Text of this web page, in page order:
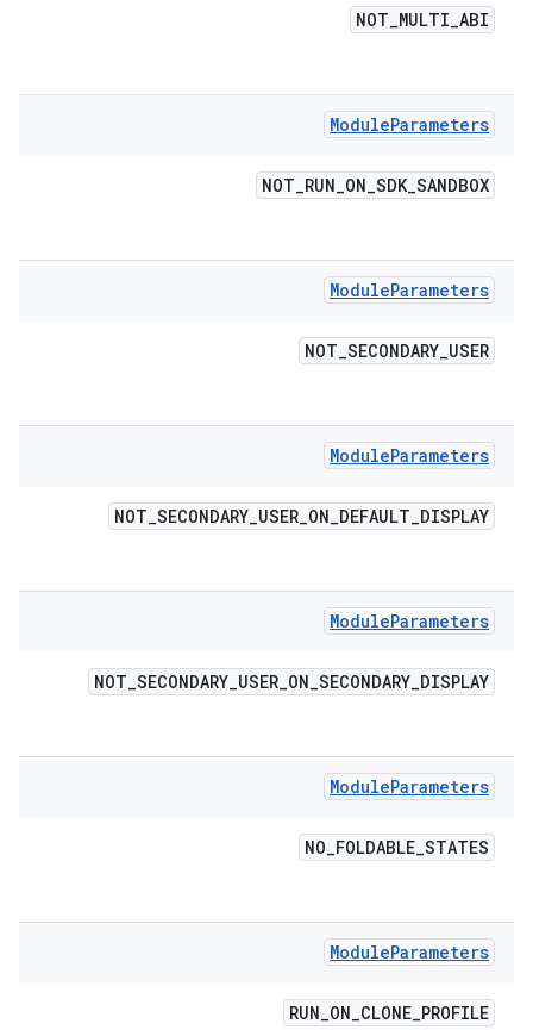
NOT_MULTI_ABI
ModuleParameters
NOT_RUN_ON_SDK_SANDBOX
ModuleParameters
NOT_SECONDARY_USER
ModuleParameters
NOT_SECONDARY_USER_ON_DEFAULT_DISPLAY
ModuleParameters
NOT_SECONDARY_USER_ON_SECONDARY_DISPLAY
ModuleParameters
NO_FOLDABLE_STATES
ModuleParameters
RUN_ON_CLONE_PROFILE